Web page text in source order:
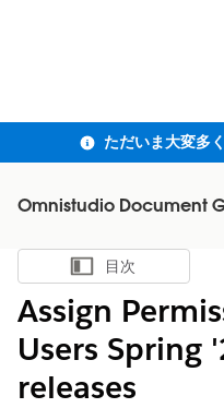
Omnistudio Document
目次を表示
目次
Assign
Users Spring
releases